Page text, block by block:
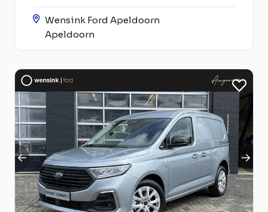
Wensink Ford Apeldoorn
Apeldoorn